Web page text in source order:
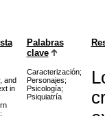
Palabras
clave
and
in
Caracterización;
Personajes;
Psicología;
Psiquiatría